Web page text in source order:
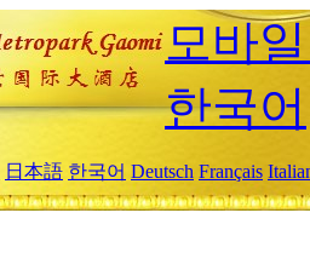
모바
한국어
日本語 한국어 Deutsch Français